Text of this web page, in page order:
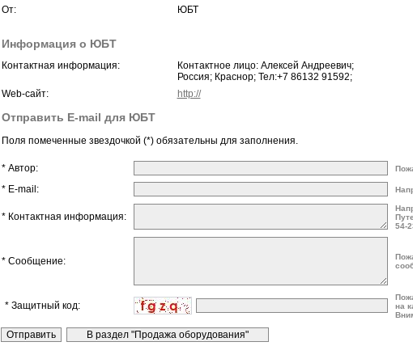
От:
ЮБТ
Информация о ЮБТ
Контактная информация:
Контактное лицо: Алексей Андреевич;
Россия; Краснор; Тел:+7 86132 91592;
Web-сайт:
http://
Отправить E-mail для ЮБТ
Поля помеченные звездочкой (*) обязательны для заполнения.
* Автор:
* E-mail:
* Контактная информация:
54-
* Сообщение:
* Защитный код:
на